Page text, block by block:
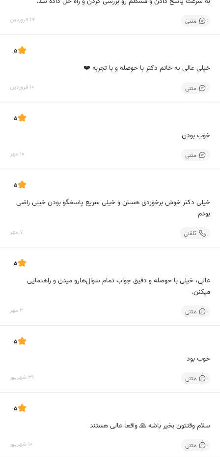
متنی 17 فروردین
5
خیلی عالی یه خانم دکتر با حوصله و با تجربه ❤️
متنی 10 فروردین
5
خوب بودن
متنی 10 مهر
5
خیلی دکتر خوش برخوردی هستن و خیلی سریع پاسخگو بودن خیلی راضی
بودم
تلفنی 7 مهر
5
عالی، خیلی با حوصله و دقیق جواب تمام سوال‌هارو میدن و راهنمایی
میکنن.
متنی 2 مهر
5
خوب بود
متنی 31 شهریور
5
سلام وقتتون بخیر باشه 🙏 واقعا عالی هستند
متنی 10 شهریور